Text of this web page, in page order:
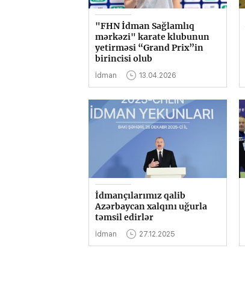
"FHN İdman Sağlamlıq
mərkəzi" karate klubunun
yetirməsi “Grand Prix”in
birincisi olub
İdman 13.04.2026
İdmançılarımız qalib
Azərbaycan xalqını uğurla
təmsil edirlər
İdman 27.12.2025